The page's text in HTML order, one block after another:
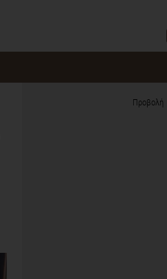
Προβολή